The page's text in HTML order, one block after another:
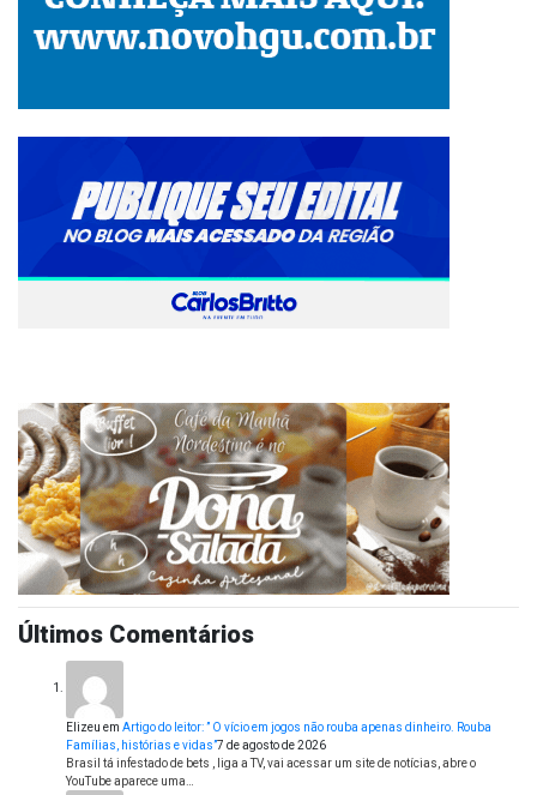
Últimos Comentários
Elizeu em Artigo do leitor: ” O vício em jogos não rouba apenas dinheiro. Rouba
Famílias, histórias e vidas”7 de agosto de 2026
Brasil tá infestado de bets , liga a TV, vai acessar um site de notícias, abre o
YouTube aparece uma…